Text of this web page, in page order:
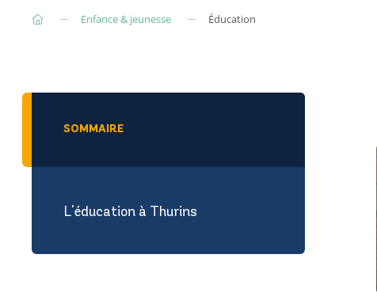
Enfance & jeunesse Éducation
SOMMAIRE
L'éducation à Thurins